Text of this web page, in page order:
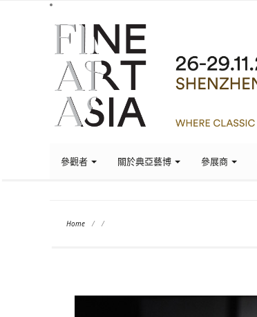
參觀者 關於典亞藝博 參展商
Home / /